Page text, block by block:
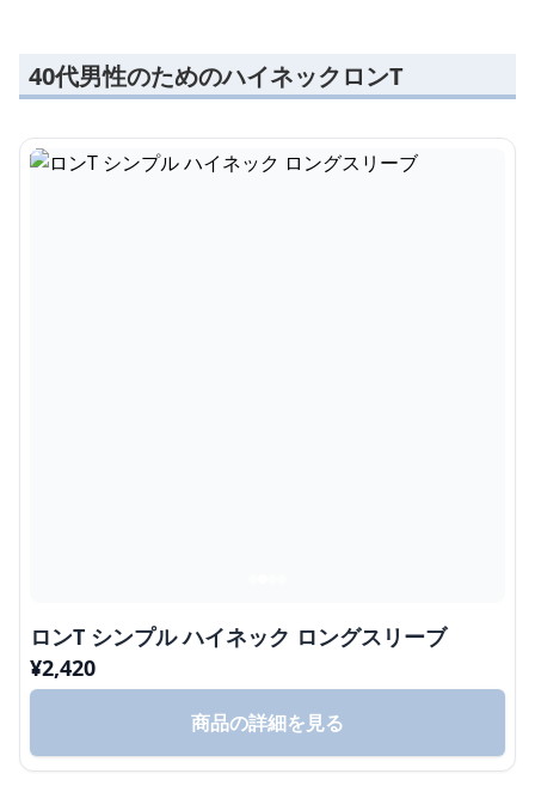
40代男性のためのハイネックロンT
ロンT シンプル ハイネック ロングスリーブ
¥2,420
商品の詳細を見る